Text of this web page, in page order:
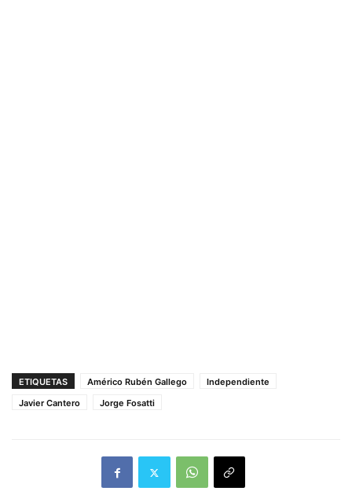
ETIQUETAS Américo Rubén Gallego
Independiente
Javier Cantero
Jorge Fosatti